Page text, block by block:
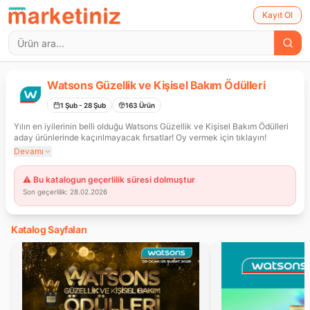
Kayıt Ol
Watsons Güzellik ve Kişisel Bakım Ödülleri
1 Şub- 28 Şub 163 Ürün
Yılın en iyilerinin belli olduğu Watsons Güzellik ve Kişisel Bakım Ödülleri
aday ürünlerinde kaçırılmayacak fırsatlar! Oy vermek için tıklayın!
Devamı
⚠️ Bu katalogun geçerlilik süresi dolmuştur
Son geçerlilik: 28.02.2026
Katalog Sayfaları